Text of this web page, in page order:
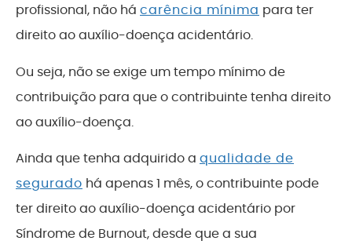
profissional, não há carência mínima para ter
direito ao auxílio-doença acidentário.
Ou seja, não se exige um tempo mínimo de
contribuição para que o contribuinte tenha direito
ao auxílio-doença.
Ainda que tenha adquirido a qualidade de
segurado há apenas 1 mês, o contribuinte pode
ter direito ao auxílio-doença acidentário por
Síndrome de Burnout, desde que a sua